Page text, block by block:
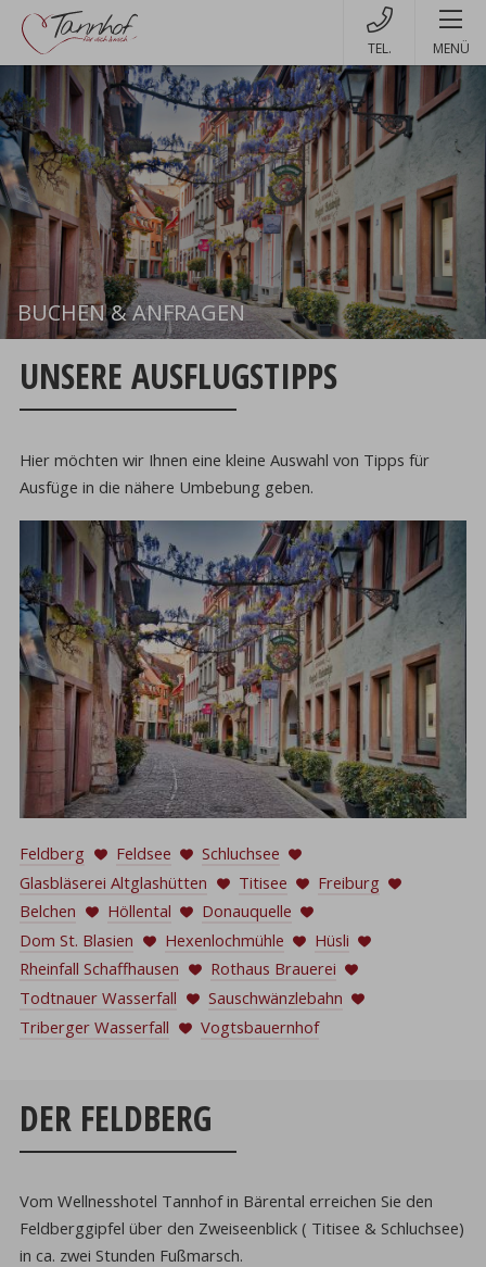
MENÜ
BUCHEN & ANFRAGEN Buchen
UNSERE AUSFLUGSTIPPS
Hier möchten wir Ihnen eine kleine Auswahl von Tipps für
Ausfüge in die nähere Umbebung geben.
Feldberg Feldsee
Schluchsee
Glasbläserei Altglashütten
Titisee
Freiburg
Belchen
Höllental
Donauquelle
Dom St. Blasien
Hexenlochmühle
Hüsli
Rheinfall Schaffhausen
Rothaus Brauerei
Todtnauer Wasserfall
Sauschwänzlebahn
Triberger Wasserfall
Vogtsbauernhof
DER FELDBERG
Vom Wellnesshotel Tannhof in Bärental erreichen Sie den
Feldberggipfel über den Zweiseenblick ( Titisee & Schluchsee)
in ca. zwei Stunden Fußmarsch.